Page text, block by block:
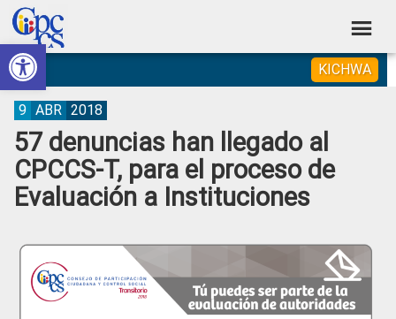
Abrir barra de herramientas
Skip
to
primary
navigation
Skip
to
main
content
Skip
to
primary
sidebar
Skip
to
footer
Consejo
de
Participación
Ciudadana
Control
Construyendo
Poder
Ciudadano
KICHWA
57 denuncias han llegado al
CPCCS-T, para el proceso de
Evaluación a Instituciones
9 ABR 2018